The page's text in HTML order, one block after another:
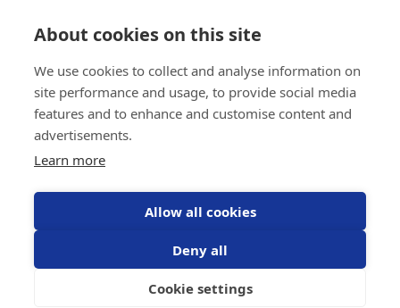
About cookies on this site
We use cookies to collect and analyse information on
site performance and usage, to provide social media
features and to enhance and customise content and
advertisements.
Learn more
Allow all cookies
Deny all
Cookie settings
Missa inte senaste uppdateringar, nyheterna eller
erbjudanden från oss!
Prenumerera